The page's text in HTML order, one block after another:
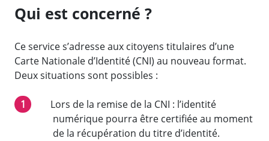
Qui est concerné ?
Ce service s’adresse aux citoyens titulaires d’une
Carte Nationale d’Identité (CNI) au nouveau format.
Deux situations sont possibles :
Lors de la remise de la CNI : l’identité
numérique pourra être certifiée au moment
de la récupération du titre d’identité.